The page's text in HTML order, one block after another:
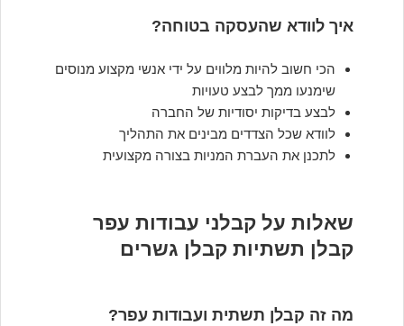
איך לוודא שהעסקה בטוחה?
הכי חשוב להיות מלווים על ידי אנשי מקצוע מנוסים
שימנעו ממך לבצע טעויות
לבצע בדיקות יסודיות של החברה
לוודא שכל הצדדים מבינים את התהליך
לתכנן את העברת המניות בצורה מקצועית
שאלות על קבלני עבודות עפר
קבלן תשתיות קבלן גשרים
מה זה קבלן תשתית ועבודות עפר?